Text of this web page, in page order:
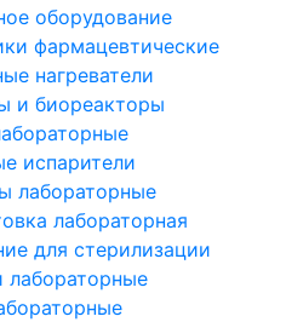
оборудование
фармацевтические
нагреватели
и биореакторы
испарители
лабораторные
лабораторная
для стерилизации
лабораторные